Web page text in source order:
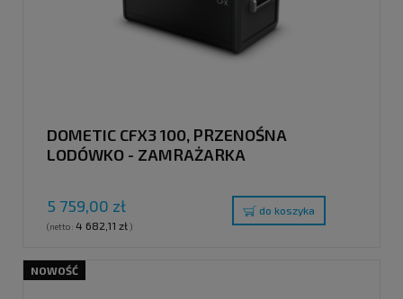
DOMETIC CFX3 100, PRZENOŚNA
LODÓWKO - ZAMRAŻARKA
5 759,00 zł
(netto: 4 682,11 zł)
do koszyka
NOWOŚĆ